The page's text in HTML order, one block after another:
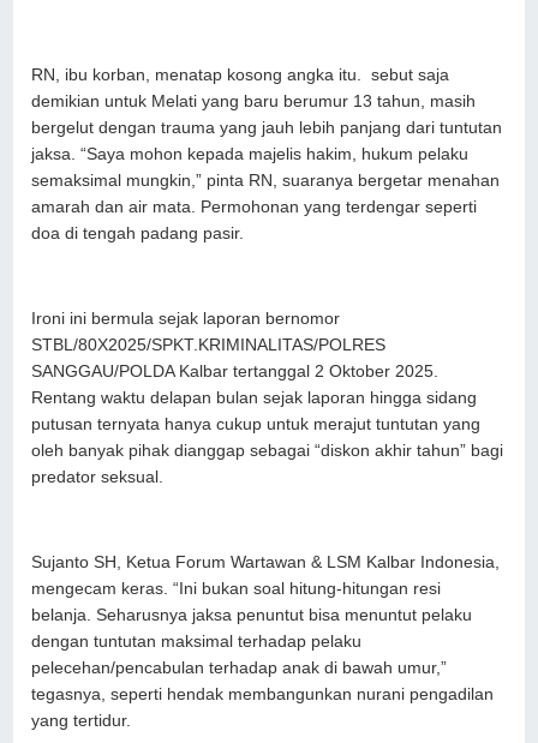
RN, ibu korban, menatap kosong angka itu. sebut saja
demikian untuk Melati yang baru berumur 13 tahun, masih
bergelut dengan trauma yang jauh lebih panjang dari tuntutan
jaksa. “Saya mohon kepada majelis hakim, hukum pelaku
semaksimal mungkin,” pinta RN, suaranya bergetar menahan
amarah dan air mata. Permohonan yang terdengar seperti
doa di tengah padang pasir.
Ironi ini bermula sejak laporan bernomor
STBL/80X2025/SPKT.KRIMINALITAS/POLRES
SANGGAU/POLDA Kalbar tertanggal 2 Oktober 2025.
Rentang waktu delapan bulan sejak laporan hingga sidang
putusan ternyata hanya cukup untuk merajut tuntutan yang
oleh banyak pihak dianggap sebagai “diskon akhir tahun” bagi
predator seksual.
Sujanto SH, Ketua Forum Wartawan & LSM Kalbar Indonesia,
mengecam keras. “Ini bukan soal hitung-hitungan resi
belanja. Seharusnya jaksa penuntut bisa menuntut pelaku
dengan tuntutan maksimal terhadap pelaku
pelecehan/pencabulan terhadap anak di bawah umur,”
tegasnya, seperti hendak membangunkan nurani pengadilan
yang tertidur.